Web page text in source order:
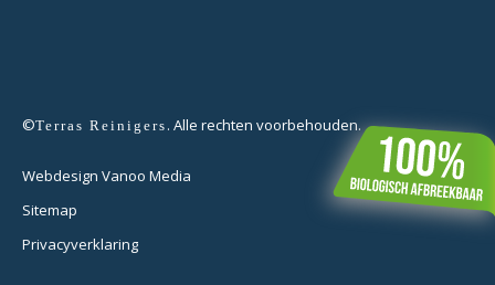
©Terras Reinigers . Alle rechten voorbehouden.
Webdesign Vanoo Media
Sitemap
Privacyverklaring